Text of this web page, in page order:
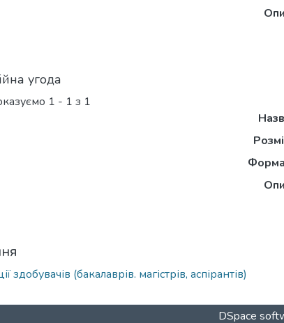
угода
1 - 1 з 1
здобувачів (бакалаврів. магістрів, аспірантів)
DSpace